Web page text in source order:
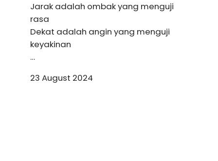
Jarak adalah ombak yang menguji
rasa
Dekat adalah angin yang menguji
keyakinan
…
23 August 2024